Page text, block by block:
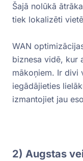
Šajā nolūkā
tiek lokalizēti
WAN
biznesa vidē, kur
mākoņiem. Ir divi
iegādājieties
izmantojiet jau
2) Augstas